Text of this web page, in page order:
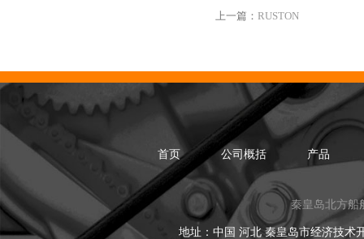
上一篇： RUSTON
首页 公司概括 产品
秦皇岛北方船
地址：中国 河北 秦皇岛市经济技术